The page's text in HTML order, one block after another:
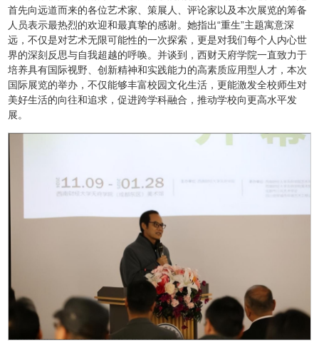
首先向远道而来的各位艺术家、策展人、评论家以及本次展览的筹备
人员表示最热烈的欢迎和最真挚的感谢。她指出“重生”主题寓意深
远，不仅是对艺术无限可能性的一次探索，更是对我们每个人内心世
界的深刻反思与自我超越的呼唤。并谈到，西财天府学院一直致力于
培养具有国际视野、创新精神和实践能力的高素质应用型人才，本次
国际展览的举办，不仅能够丰富校园文化生活，更能激发全校师生对
美好生活的向往和追求，促进跨学科融合，推动学校向更高水平发
展。